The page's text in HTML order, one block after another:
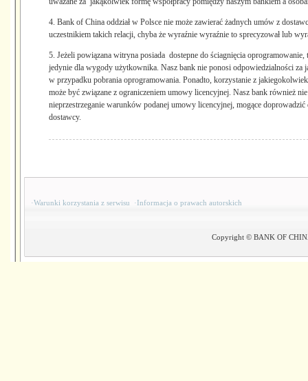
4. Bank of China oddział w Polsce nie może zawierać żadnych umów z
uczestnikiem takich relacji, chyba że wyraźnie wyraźnie to sprecyzował lub
5. Jeżeli powiązana witryna posiada dostepne do ściagnięcia oprogramowanie,
jedynie dla wygody użytkownika. Nasz bank nie ponosi odpowiedzialności za
w przypadku pobrania oprogramowania. Ponadto, korzystanie z
może być związane z ograniczeniem umowy licencyjnej. Nasz bank również
nieprzestrzeganie warunków podanej umowy licencyjnej, mogące doprowadzić
dostawcy.
·Warunki korzystania z serwisu ·Informacja o prawach autorskich
Copyright © BANK OF